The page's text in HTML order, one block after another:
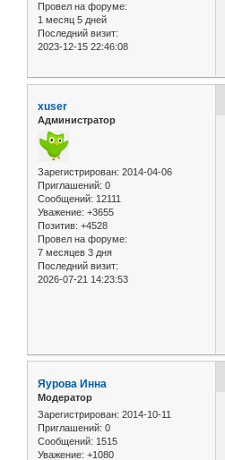
Провел на форуме:
1 месяц 5 дней
Последний визит:
2023-12-15 22:46:08
xuser
Администратор
Зарегистрирован: 2014-04-06
Приглашений: 0
Сообщений: 12111
Уважение: +3655
Позитив: +4528
Провел на форуме:
7 месяцев 3 дня
Последний визит:
2026-07-21 14:23:53
Яурова Инна
Модератор
Зарегистрирован: 2014-10-11
Приглашений: 0
Сообщений: 1515
Уважение: +1080